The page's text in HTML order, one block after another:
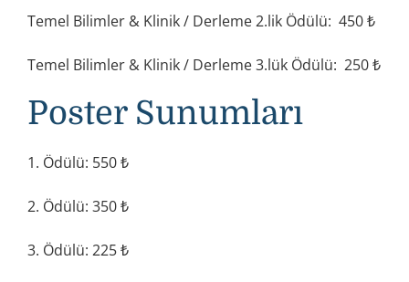
Temel Bilimler & Klinik / Derleme 2.lik Ödülü: 450 ₺
Temel Bilimler & Klinik / Derleme 3.lük Ödülü: 250 ₺
Poster Sunumları
1. Ödülü: 550 ₺
2. Ödülü: 350 ₺
3. Ödülü: 225 ₺